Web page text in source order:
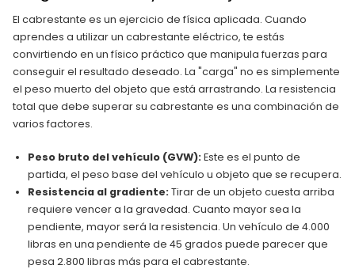
El cabrestante es un ejercicio de física aplicada. Cuando
aprendes a utilizar un cabrestante eléctrico, te estás
convirtiendo en un físico práctico que manipula fuerzas para
conseguir el resultado deseado. La "carga" no es simplemente
el peso muerto del objeto que está arrastrando. La resistencia
total que debe superar su cabrestante es una combinación de
varios factores.
Peso bruto del vehículo (GVW): Este es el punto de
partida, el peso base del vehículo u objeto que se recupera.
Resistencia al gradiente: Tirar de un objeto cuesta arriba
requiere vencer a la gravedad. Cuanto mayor sea la
pendiente, mayor será la resistencia. Un vehículo de 4.000
libras en una pendiente de 45 grados puede parecer que
pesa 2.800 libras más para el cabrestante.